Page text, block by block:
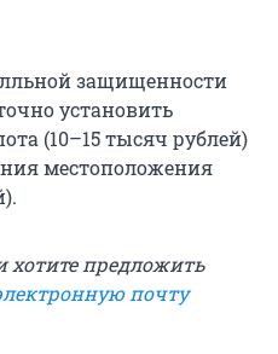
защищенности
установить
(10–15 тысяч рублей)
местоположения
предложить
почту